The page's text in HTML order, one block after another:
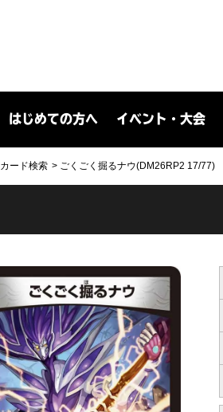
はじめての方へ イベント・大会
カード検索 ごくごく掘るナウ(DM26RP2 17/77)